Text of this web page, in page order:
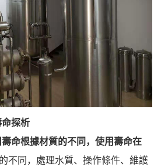
探析
命根據材質的不同，使用壽命在
不同，處理水質、操作條件、維護